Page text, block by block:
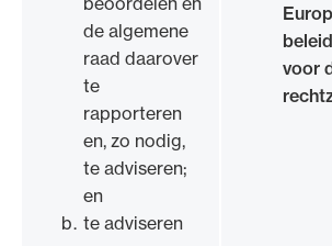
de algemene
raad daarover
te
rapporteren
en, zo nodig,
te adviseren;
en
te adviseren
voor